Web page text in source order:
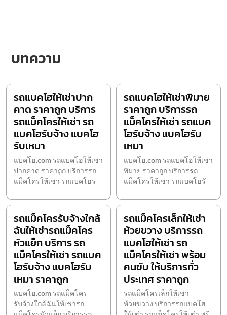
บทความ
รถแบคโฮให้เช่าปาก
คาด ราคาถูก บริการ
รถแม็คโครให้เช่า รถ
แบคโฮรับจ้าง แบคโฮ
รับเหมา
แบคโฮ.com รถแบคโฮให้เช่า
ปากคาด ราคาถูก บริการรถ
แม็คโครให้เช่า รถแบคโฮร
รถแบคโฮให้เช่าพิมาย
ราคาถูก บริการรถ
แม็คโครให้เช่า รถแบค
โฮรับจ้าง แบคโฮรับ
เหมา
แบคโฮ.com รถแบคโฮให้เช่า
พิมาย ราคาถูก บริการรถ
แม็คโครให้เช่า รถแบคโฮรั
รถแม็คโครรับจ้างใกล้
ฉันให้เช่ารถแม็คโคร
หัวแย็ก บริการ รถ
แม็คโครให้เช่า รถแบค
โฮรับจ้าง แบคโฮรับ
เหมา ราคาถูก
แบคโฮ.com รถแม็คโคร
รับจ้างใกล้ฉันให้เช่ารถ
รถแม็คโครเล็กให้เช่า
ห้วยขวาง บริการรถ
แบคโฮให้เช่า รถ
แม็คโครให้เช่า พร้อม
คนขับ ให้บริการทั่ว
ประเทศ ราคาถูก
รถแม็คโครเล็กให้เช่า
ห้วยขวาง บริการรถแบคโฮ